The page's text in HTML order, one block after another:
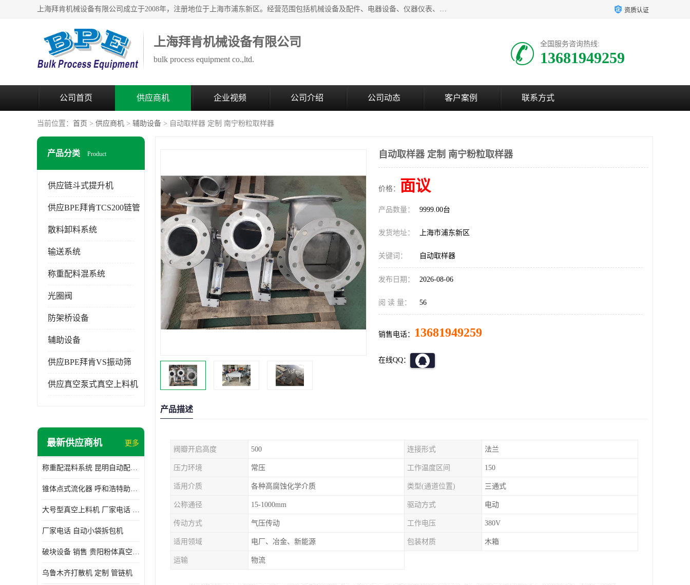
上海拜肯机械设备有限公司成立于2008年，注册地位于上海市浦东新区。经营范围包括机械设备及配件、电器设备、仪器仪表、化工原料及产品、软件及辅助设备，机械设备及配件的制造、加工等；主要产品有：气力输送，小袋倒袋站，吨袋倒袋站，倒桶机，集装箱卸料系统，Z型斗式输送机，螺旋输送机，管链输送机，真空上料机，流化器，配混料系统，软管等。 资质认证
上海拜肯机械设备有限公司
bulk process equipment co.,ltd.
全国服务咨询热线:
13681949259
公司首页 供应商机 企业视频 公司介绍 公司动态 客户案例 联系方式
当前位置： 首页 > 供应商机 > 辅助设备 > 自动取样器 定制 南宁粉粒取样器
产品分类 Product
供应链斗式提升机
供应BPE拜肯TCS200链管
散料卸料系统
输送系统
称重配料混系统
光圈阀
防架桥设备
辅助设备
供应BPE拜肯VS振动筛
供应真空泵式真空上料机
最新供应商机 更多
称重配混料系统 昆明自动配料系统 厂家电话
锥体点式流化器 呼和浩特助流料斗 厂家
大号型真空上料机 厂家电话 武汉粉体料管链机
厂家电话 自动小袋拆包机
破块设备 销售 贵阳粉体真空上料机
乌鲁木齐打散机 定制 管链机
自动取样器 定制 南宁粉粒取样器
价格： 面议
产品数量： 9999.00台
发货地址： 上海市浦东新区
关键词： 自动取样器
发布日期： 2026-08-06
阅 读 量： 56
销售电话： 13681949259
在线QQ：
产品描述
阀瓣开启高度 500 连接形式 法兰
压力环境 常压 工作温度区间 150
适用介质 各种高腐蚀化学介质 类型(通道位置) 三通式
公称通径 15-1000mm 驱动方式 电动
传动方式 气压传动 工作电压 380V
适用领域 电厂、冶金、新能源 包装材质 木箱
运输 物流